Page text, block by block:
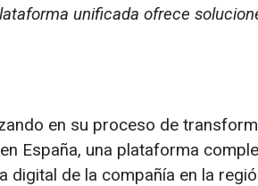
unificada ofrece
en su proceso de
España, una plataforma
digital de la compañía en la